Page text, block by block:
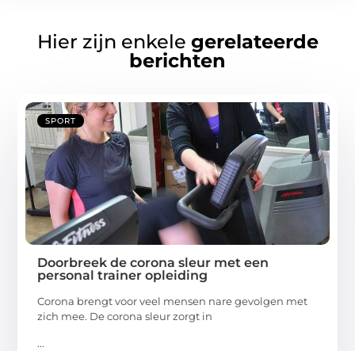
Hier zijn enkele gerelateerde
berichten
SPORT
Doorbreek de corona sleur met een
personal trainer opleiding
Corona brengt voor veel mensen nare gevolgen met
zich mee. De corona sleur zorgt in
...